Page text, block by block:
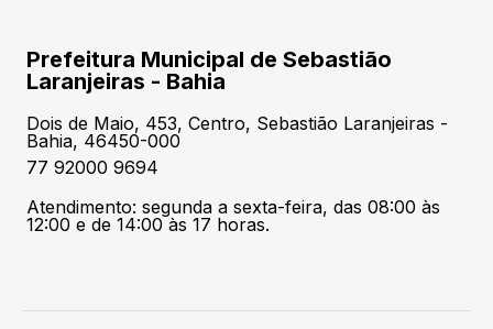
Prefeitura Municipal de Sebastião
Laranjeiras - Bahia
Dois de Maio, 453, Centro, Sebastião Laranjeiras -
Bahia, 46450-000
77 92000 9694
Atendimento: segunda a sexta-feira, das 08:00 às
12:00 e de 14:00 às 17 horas.